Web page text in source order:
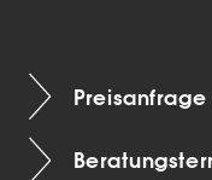
Preisanfrage